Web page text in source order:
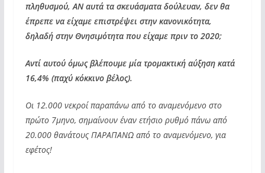
πληθυσμού, ΑΝ αυτά τα σκευάσματα δούλευαν, δεν θα
έπρεπε να είχαμε επιστρέψει στην κανονικότητα,
δηλαδή στην Θνησιμότητα που είχαμε πριν το 2020;
Αντί αυτού όμως βλέπουμε μία τρομακτική αύξηση κατά
16,4% (παχύ κόκκινο βέλος).
Οι 12.000 νεκροί παραπάνω από το αναμενόμενο στο
πρώτο 7μηνο, σημαίνουν έναν ετήσιο ρυθμό πάνω από
20.000 θανάτους ΠΑΡΑΠΑΝΩ από το αναμενόμενο, για
εφέτος!